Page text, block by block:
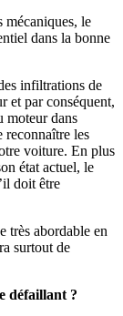
mécaniques, le
dans la bonne
infiltrations de
et par conséquent,
moteur dans
reconnaître les
voiture. En plus
état actuel, le
doit être
très abordable en
surtout de
défaillant ?